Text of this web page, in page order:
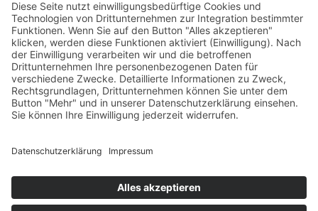
Hessen wird gefördert aus Mitteln des LWV Hessen
Integrationsamtes. Das Projekt wird unter Einbindung
des Hessischen Ministeriums für Arbeit, Integration,
Jugend und Soziales von der Forschungsstelle des
Bildungswerks der Hessischen Wirtschaft e. V.
durchgeführt.